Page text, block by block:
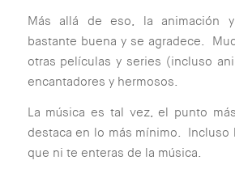
Más allá de eso, la animación
bastante buena y se agradece.
otras películas y series (incluso
encantadores y hermosos.
La música es tal vez, el punto
destaca en lo más mínimo. Incluso
que ni te enteras de la música.